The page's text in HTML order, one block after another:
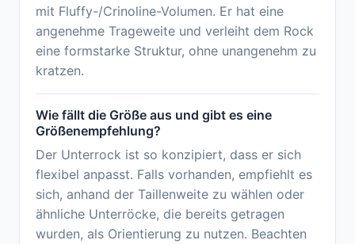
mit Fluffy-/Crinoline-Volumen. Er hat eine
angenehme Trageweite und verleiht dem Rock
eine formstarke Struktur, ohne unangenehm zu
kratzen.
Wie fällt die Größe aus und gibt es eine
Größenempfehlung?
Der Unterrock ist so konzipiert, dass er sich
flexibel anpasst. Falls vorhanden, empfiehlt es
sich, anhand der Taillenweite zu wählen oder
ähnliche Unterröcke, die bereits getragen
wurden, als Orientierung zu nutzen. Beachten